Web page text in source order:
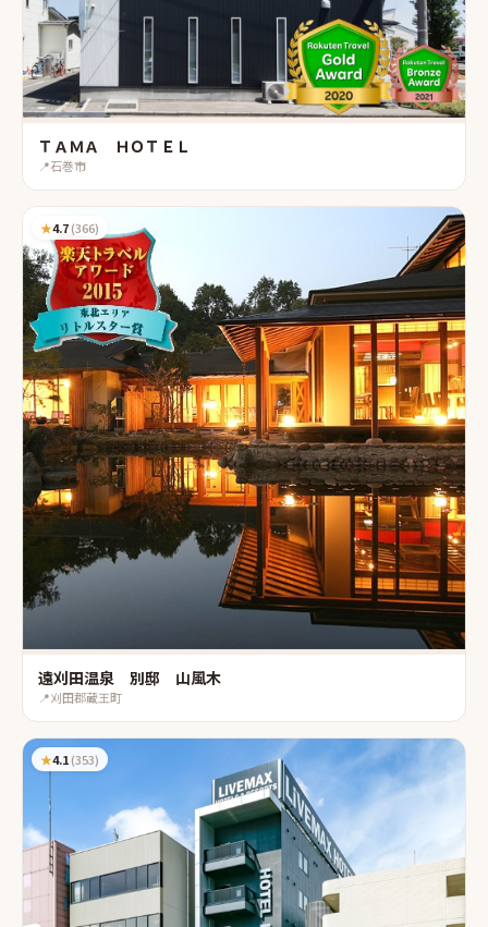
ＴＡＭＡ ＨＯＴＥＬ
📍石巻市
★4.7(366)
遠刈田温泉 別邸 山風木
📍刈田郡蔵王町
★4.1(353)